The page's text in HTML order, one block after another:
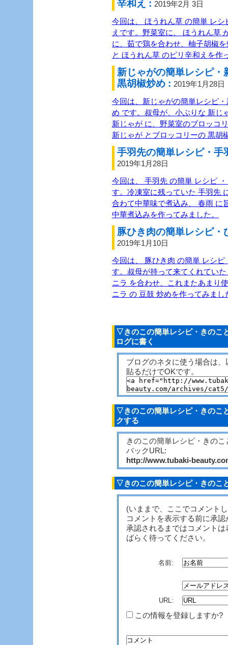
辛和え : 2019年2月 3日
今回は、 ほうれん草 の簡単 レ
えです。野菜室に、 ほうれん草
に、茹で鶏を合わせ、柚子胡椒
と ほうれん草 のピリ辛和えを作
新じゃがの簡単レシピ・
黒胡椒炒め : 2019年1月28日
今回は、新じゃがの簡単レシピ
め です。叔母が、小ぶりな 新じ
新じゃが に、野菜室のブロッコ
新じゃが とブロッコリーの 黒胡
手羽先の簡単レシピ・手
2019年1月28日
今回は、 手羽先 の簡単 レシピ
す。冷凍室に残っていた 手羽先
合わて中華味で煮込み、 春雨 に
中華煮込みを作ってみました。
豚ひき肉の簡単レシピ
2019年1月10日
今回は、 豚ひき肉 の簡単 レシ
す。叔母が持って来てくれてい
ニラ を合わせ、これまたあまり
ニラ の 豆鼓 炒めを作ってみまし
▽きのこの簡単レシピ・きのこ
ログに書く
ブログのネタに使う場合は
貼るだけでOKです。
▽きのこの簡単レシピ・きのこ
クする
きのこの簡単レシピ・きの
バックURL:
http://www.tubaki-
▽きのこの簡単レシピ・きのこ
(いままで、ここでコメント
コメントを表示する前に承
承認されるまではコメント
ばらく待ってください。
名前:
URL:
この情報を登録しますか?